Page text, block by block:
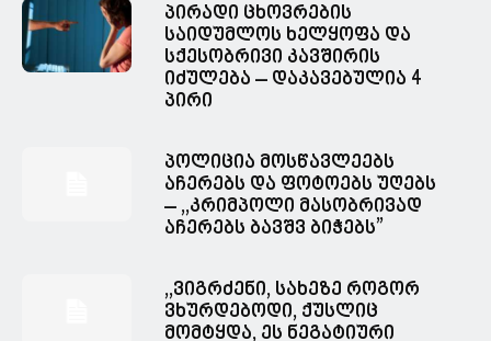
პირადი ცხოვრების
საიდუმლოს ხელყოფა და
სქესობრივი კავშირის
იძულება – დაკავებულია 4
პირი
პოლიცია მოსწავლეებს
აჩერებს და ფოტოებს უღებს
– ,,კრიმპოლი მასობრივად
აჩერებს ბავშვ ბიჭებს”
,,ვიგრძენი, სახეზე როგორ
ვხურდებოდი, ქუსლიც
მომტყდა, ეს ნეგატიური